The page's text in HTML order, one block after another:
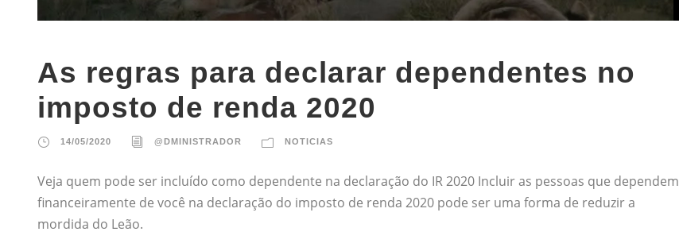
As regras para declarar dependentes no
imposto de renda 2020
14/05/2020 @DMINISTRADOR NOTICIAS
Veja quem pode ser incluído como dependente na declaração do IR 2020 Incluir as pessoas que dependem
financeiramente de você na declaração do imposto de renda 2020 pode ser uma forma de reduzir a
mordida do Leão.